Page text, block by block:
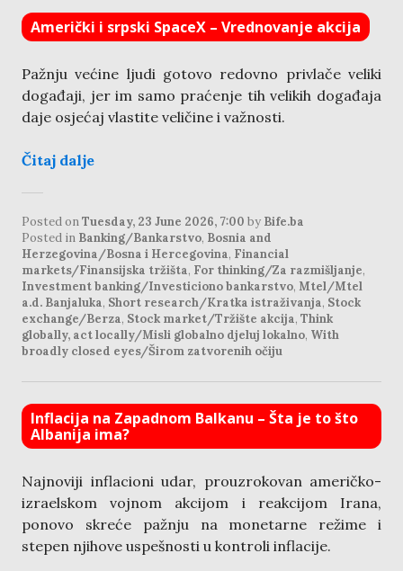
Američki i srpski SpaceX – Vrednovanje akcija
Pažnju većine ljudi gotovo redovno privlače veliki
događaji, jer im samo praćenje tih velikih događaja
daje osjećaj vlastite veličine i važnosti.
Čitaj dalje
Posted onTuesday, 23 June 2026, 7:00 by Bife.ba
Posted in Banking/Bankarstvo, Bosnia and
Herzegovina/Bosna i Hercegovina, Financial
markets/Finansijska tržišta, For thinking/Za razmišljanje,
Investment banking/Investiciono bankarstvo, Mtel/Mtel
a.d. Banjaluka, Short research/Kratka istraživanja, Stock
exchange/Berza, Stock market/Tržište akcija, Think
globally, act locally/Misli globalno djeluj lokalno, With
broadly closed eyes/Širom zatvorenih očiju
Inflacija na Zapadnom Balkanu – Šta je to što
Albanija ima?
Najnoviji inflacioni udar, prouzrokovan američko-
izraelskom vojnom akcijom i reakcijom Irana,
ponovo skreće pažnju na monetarne režime i
stepen njihove uspešnosti u kontroli inflacije.